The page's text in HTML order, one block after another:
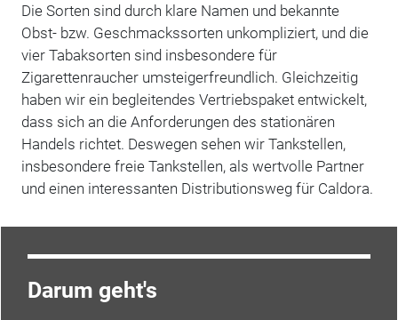
Die Sorten sind durch klare Namen und bekannte
Obst- bzw. Geschmackssorten unkompliziert, und die
vier Tabaksorten sind insbesondere für
Zigarettenraucher umsteigerfreundlich. Gleichzeitig
haben wir ein begleitendes Vertriebspaket entwickelt,
dass sich an die Anforderungen des stationären
Handels richtet. Deswegen sehen wir Tankstellen,
insbesondere freie Tankstellen, als wertvolle Partner
und einen interessanten Distributionsweg für Caldora.
Darum geht's